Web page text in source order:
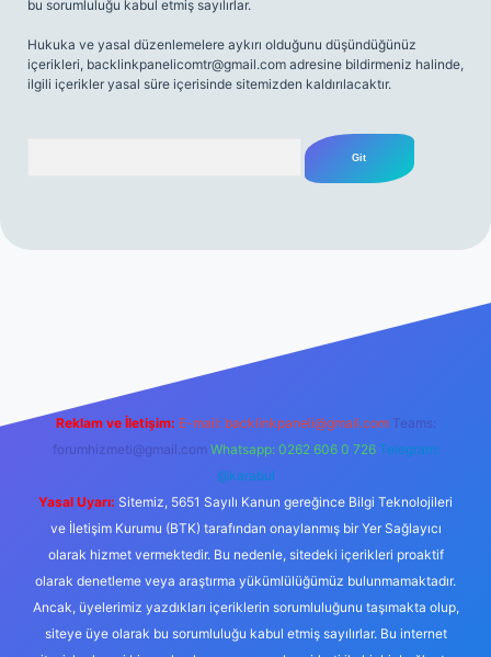
bu sorumluluğu kabul etmiş sayılırlar.
Hukuka ve yasal düzenlemelere aykırı olduğunu düşündüğünüz
içerikleri, backlinkpanelicomtr@gmail.com adresine bildirmeniz halinde,
ilgili içerikler yasal süre içerisinde sitemizden kaldırılacaktır.
Reklam ve İletişim: E-mail: backlinkpaneli@gmail.com Teams:
forumhizmeti@gmail.com Whatsapp: 0262 606 0 726 Telegram:
@karabul
Yasal Uyarı: Sitemiz, 5651 Sayılı Kanun gereğince Bilgi Teknolojileri
ve İletişim Kurumu (BTK) tarafından onaylanmış bir Yer Sağlayıcı
olarak hizmet vermektedir. Bu nedenle, sitedeki içerikleri proaktif
olarak denetleme veya araştırma yükümlülüğümüz bulunmamaktadır.
Ancak, üyelerimiz yazdıkları içeriklerin sorumluluğunu taşımakta olup,
siteye üye olarak bu sorumluluğu kabul etmiş sayılırlar. Bu internet